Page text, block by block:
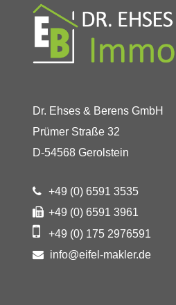
Dr. Ehses & Berens GmbH
Prümer Straße 32
D-54568 Gerolstein
+49 (0) 6591 3535
+49 (0) 6591 3961
+49 (0) 175 2976591
info@eifel-makler.de